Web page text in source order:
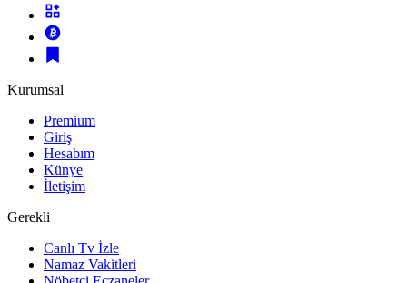
Kurumsal
Premium
Giriş
Hesabım
Künye
İletişim
Gerekli
Canlı Tv İzle
Namaz Vakitleri